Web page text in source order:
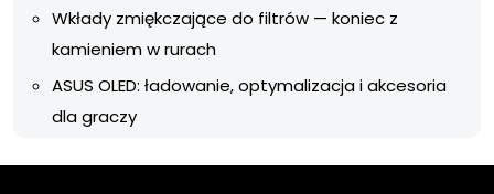
Wkłady zmiękczające do filtrów — koniec z
kamieniem w rurach
ASUS OLED: ładowanie, optymalizacja i akcesoria
dla graczy